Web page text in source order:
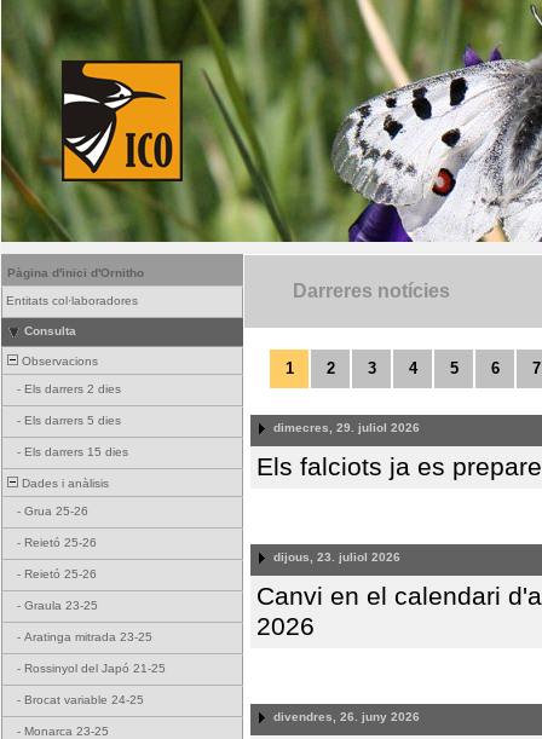
Pàgina d'inici d'Ornitho
Entitats col·laboradores
Consulta
Observacions
- Els darrers 2 dies
- Els darrers 5 dies
- Els darrers 15 dies
Dades i anàlisis
- Grua 25-26
- Reietó 25-26
- Reietó 25-26
- Graula 23-25
- Aratinga mitrada 23-25
- Rossinyol del Japó 21-25
- Brocat variable 24-25
- Monarca 23-25
Darreres notícies
1 2 3 4 5 6 7
dimecres, 29. juliol 2026
Els falciots ja es
dijous, 23. juliol 2026
Canvi en el calendari
2026
divendres, 26. juny 2026